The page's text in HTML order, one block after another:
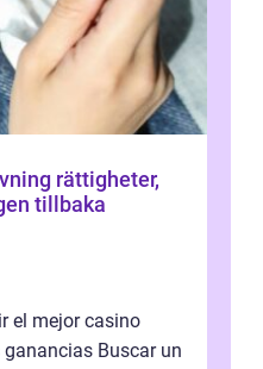
tillbaka
el mejor casino
Buscar un